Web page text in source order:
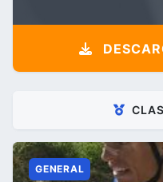
GENERAL